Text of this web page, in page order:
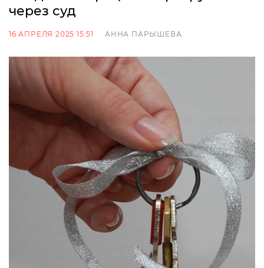
через суд
16 АПРЕЛЯ 2025 15:51 АННА ПАРЫШЕВА